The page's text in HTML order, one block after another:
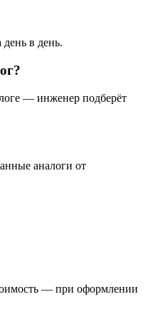
в день.
— инженер подберёт
аналоги от
— при оформлении